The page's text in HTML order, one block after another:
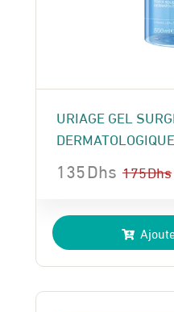
URIAGE GEL
DERMATOLOGIQUE
175Dhs
prix
initial
était :
175 Dhs.
135Dhs
prix
actuel
est :
135 Dhs.